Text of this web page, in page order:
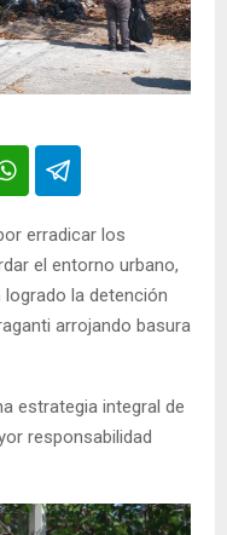
erradicar los
el entorno urbano,
logrado la detención
arrojando basura
estrategia integral de
responsabilidad